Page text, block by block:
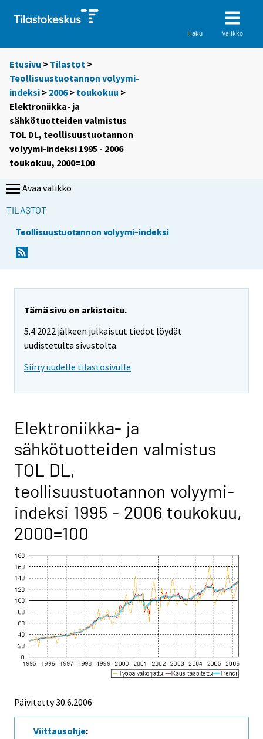
Haku Valikko
Etusivu > Tilastot >
Teollisuustuotannon volyymi-
indeksi > 2006> toukokuu >
Elektroniikka- ja
sähkötuotteiden valmistus
TOL DL, teollisuustuotannon
volyymi-indeksi 1995 - 2006
toukokuu, 2000=100
Avaa valikko
TILASTOT
Teollisuustuotannon volyymi-indeksi
Tämä sivu on arkistoitu.
5.4.2022 jälkeen julkaistut tiedot löydät
uudistetulta sivustolta.
Siirry uudelle tilastosivulle
Elektroniikka- ja
sähkötuotteiden valmistus
TOL DL,
teollisuustuotannon volyymi-
indeksi 1995 - 2006 toukokuu,
2000=100
Päivitetty30.6.2006
Viittausohje: